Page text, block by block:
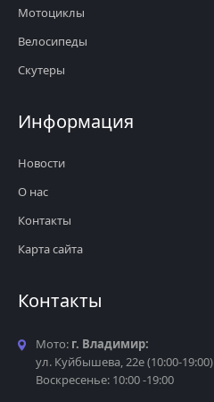
Мотоциклы
Велосипеды
Скутеры
Информация
Новости
О нас
Контакты
Карта сайта
Контакты
Мото: г. Владимир:
ул. Куйбышева, 22е (10:00-19:00)
Воскресенье: 10:00 -19:00